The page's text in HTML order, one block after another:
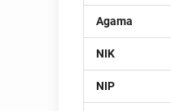
Agama
NIK
NIP